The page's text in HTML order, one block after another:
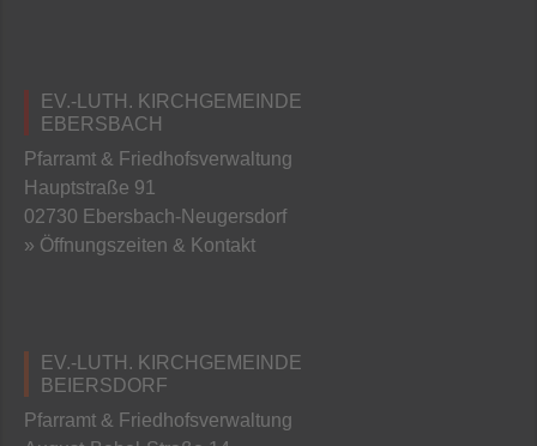
EV.-LUTH. KIRCHGEMEINDE
EBERSBACH
Pfarramt & Friedhofsverwaltung
Hauptstraße 91
02730 Ebersbach-Neugersdorf
» Öffnungszeiten & Kontakt
EV.-LUTH. KIRCHGEMEINDE
BEIERSDORF
Pfarramt & Friedhofsverwaltung